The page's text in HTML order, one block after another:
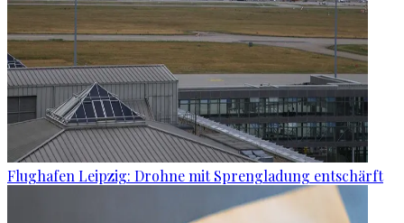
Flughafen Leipzig: Drohne mit Sprengladung entschärft